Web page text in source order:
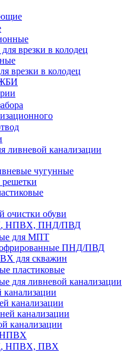
врезки в колодец
врезки в колодец
ливневой канализации
чугунные
очистки обуви
НПВХ, ПНД/ПВД
для МПТ
ПНД/ПВД
для скважин
пластиковые
для ливневой канализации
канализации
канализации
канализации
НПВХ
НПВХ, ПВХ